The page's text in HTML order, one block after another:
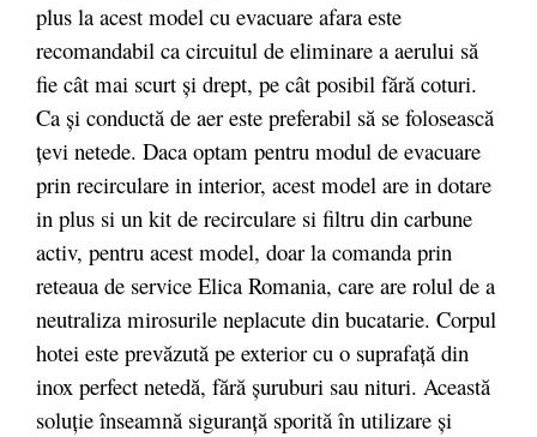
plus la acest model cu evacuare afara este
recomandabil ca circuitul de eliminare a aerului să
fie cât mai scurt şi drept, pe cât posibil fără coturi.
Ca şi conductă de aer este preferabil să se folosească
ţevi netede. Daca optam pentru modul de evacuare
prin recirculare in interior, acest model are in dotare
in plus si un kit de recirculare si filtru din carbune
activ, pentru acest model, doar la comanda prin
reteaua de service Elica Romania, care are rolul de a
neutraliza mirosurile neplacute din bucatarie. Corpul
hotei este prevăzută pe exterior cu o suprafaţă din
inox perfect netedă, fără şuruburi sau nituri. Această
soluţie înseamnă siguranţă sporită în utilizare şi